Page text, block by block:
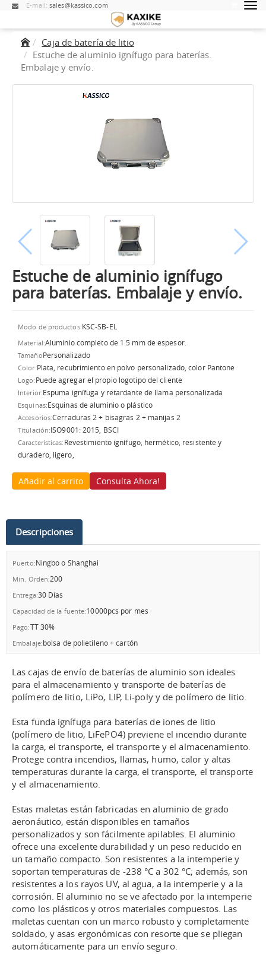
E-mail:sales@kassico.com
Caja de batería de litio
Estuche de aluminio ignífugo para baterías.
Embalaje y envío.
Estuche de aluminio ignífugo
para baterías. Embalaje y envío.
Modo de productos:KSC-SB-EL
Material:Aluminio completo de 1.5 mm de espesor.
TamañoPersonalizado
Color:Plata, recubrimiento en polvo personalizado, color Pantone
Logo: Puede agregar el propio logotipo del cliente
Interior:Espuma ignífuga y retardante de llama personalizada
Esquinas:Esquinas de aluminio o plástico
Accesorios:Cerraduras 2 + bisagras 2 + manijas 2
Titulación:ISO9001: 2015, BSCI
Características: Revestimiento ignífugo, hermético, resistente y
duradero, ligero,
Añadir al carrito Consulta Ahora!
Descripciones
Puerto:Ningbo o Shanghai
Min. Orden:200
Entrega:30 Días
Capacidad de la fuente:10000pcs por mes
Pago:TT 30%
Embalaje:bolsa de polietileno + cartón
Las cajas de envío de baterías de aluminio son ideales
para el almacenamiento y transporte de baterías de
polímero de litio, LiPo, LIP, Li-poly y de polímero de litio.
Esta funda ignífuga para baterías de iones de litio
(polímero de litio, LiFePO4) previene el incendio durante
la carga, el transporte, el transporte y el almacenamiento.
Protege contra incendios, llamas, humo, calor y altas
temperaturas durante la carga, el transporte, el transporte
y el almacenamiento.
Estas maletas están fabricadas en aluminio de grado
aeronáutico, están disponibles en tamaños
personalizados y son fácilmente apilables. El aluminio
ofrece una excelente durabilidad y un peso reducido en
un tamaño compacto. Son resistentes a la intemperie y
soportan temperaturas de -238 °C a 302 °C; además, son
resistentes a los rayos UV, al agua, a la intemperie y a la
corrosión. El aluminio no se ve afectado por la intemperie
como los plásticos y otros materiales compuestos. Las
maletas cuentan con un marco robusto y completamente
soldado, y asas ergonómicas con resorte que se pliegan
automáticamente para un envío seguro.